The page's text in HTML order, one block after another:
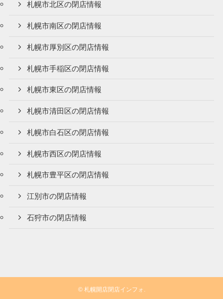
札幌市北区の閉店情報
札幌市南区の閉店情報
札幌市厚別区の閉店情報
札幌市手稲区の閉店情報
札幌市東区の閉店情報
札幌市清田区の閉店情報
札幌市白石区の閉店情報
札幌市西区の閉店情報
札幌市豊平区の閉店情報
江別市の閉店情報
石狩市の閉店情報
©札幌開店閉店インフォ.